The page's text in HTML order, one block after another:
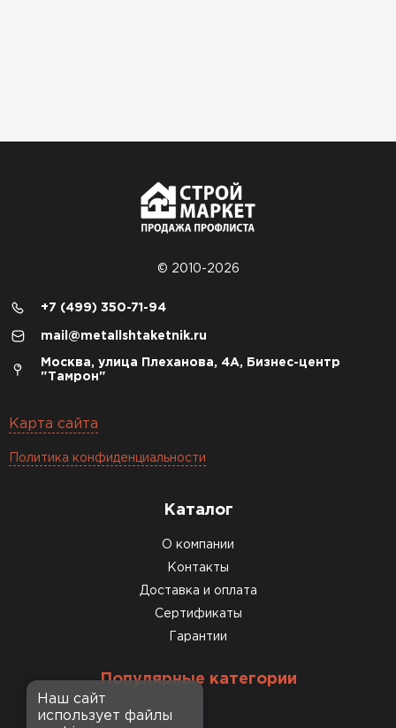
© 2010-2026
+7 (499) 350-71-94
mail@metallshtaketnik.ru
Москва, улица Плеханова, 4А, Бизнес-центр
"Тамрон"
Карта сайта
Политика конфиденциальности
Каталог
О компании
Контакты
Доставка и оплата
Сертификаты
Гарантии
Популярные категории
Наш сайт
использует файлы